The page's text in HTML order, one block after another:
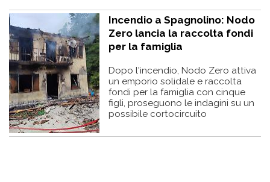
Incendio a Spagnolino: Nodo
Zero lancia la raccolta fondi
per la famiglia
Dopo l'incendio, Nodo Zero attiva
un emporio solidale e raccolta
fondi per la famiglia con cinque
figli, proseguono le indagini su un
possibile cortocircuito